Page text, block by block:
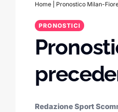
Home Pronostico Milan-
PRONOSTICI
Redazione Sport